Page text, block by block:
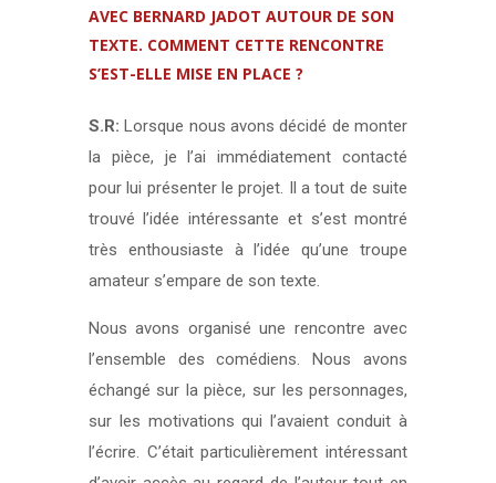
AVEC BERNARD JADOT AUTOUR DE SON
TEXTE. COMMENT CETTE RENCONTRE
S’EST-ELLE MISE EN PLACE ?
S.R:Lorsque nous avons décidé de monter
la pièce, je l’ai immédiatement contacté
pour lui présenter le projet. Il a tout de suite
trouvé l’idée intéressante et s’est montré
très enthousiaste à l’idée qu’une troupe
amateur s’empare de son texte.
Nous avons organisé une rencontre avec
l’ensemble des comédiens. Nous avons
échangé sur la pièce, sur les personnages,
sur les motivations qui l’avaient conduit à
l’écrire. C’était particulièrement intéressant